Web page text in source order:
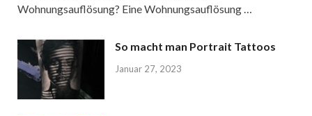
Wohnungsauflösung? Eine Wohnungsauflösung …
So macht man Portrait Tattoos
Januar 27, 2023